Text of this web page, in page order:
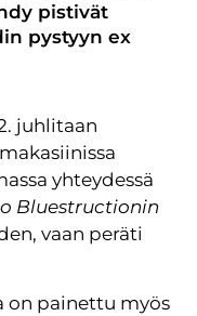
pistivät
pystyyn ex
juhlitaan
yhteydessä
Bluestructionin
vaan peräti
on painettu myös